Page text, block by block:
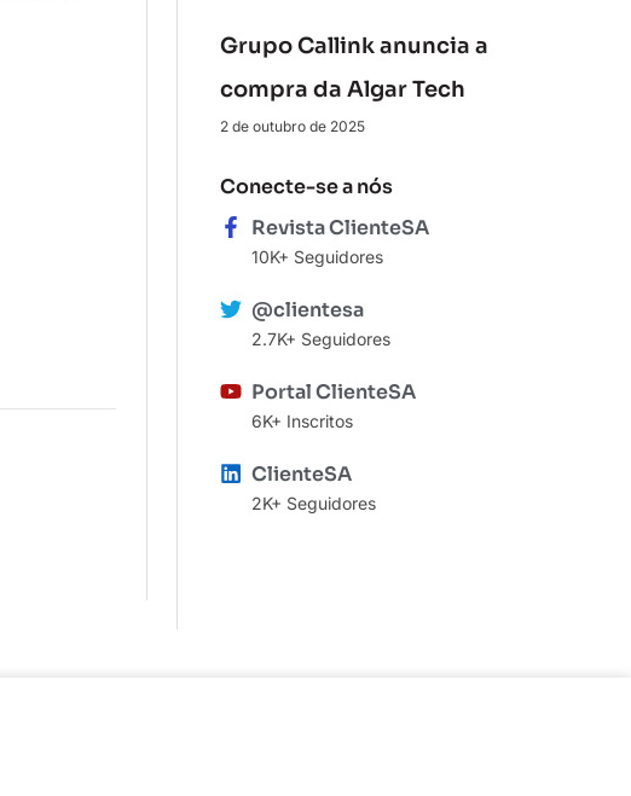
Grupo Callink anuncia a
compra da Algar Tech
2 de outubro de 2025
Conecte-se a nós
Revista ClienteSA
10K+ Seguidores
@clientesa
2.7K+ Seguidores
Portal ClienteSA
6K+ Inscritos
ClienteSA
2K+ Seguidores